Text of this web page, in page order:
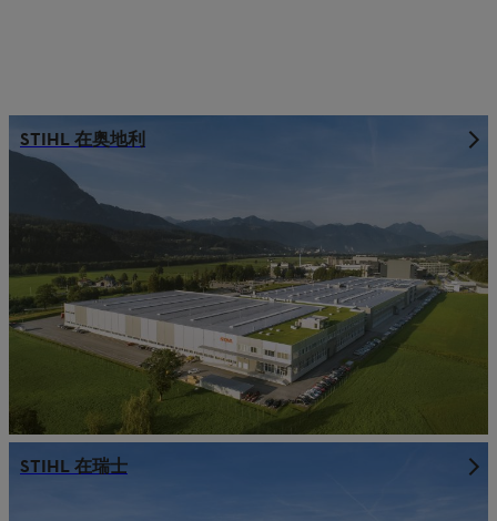
STIHL 在奥地利
STIHL 在瑞士